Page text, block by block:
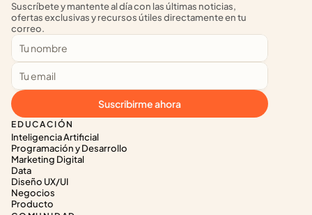
EDUCACIÓN
Inteligencia Artificial
Programación y Desarrollo
Marketing Digital
Data
Diseño UX/UI
Negocios
Producto
Suscríbete y mantente al día con las últimas noticias,
ofertas exclusivas y recursos útiles directamente en tu
correo.
Suscribirme ahora